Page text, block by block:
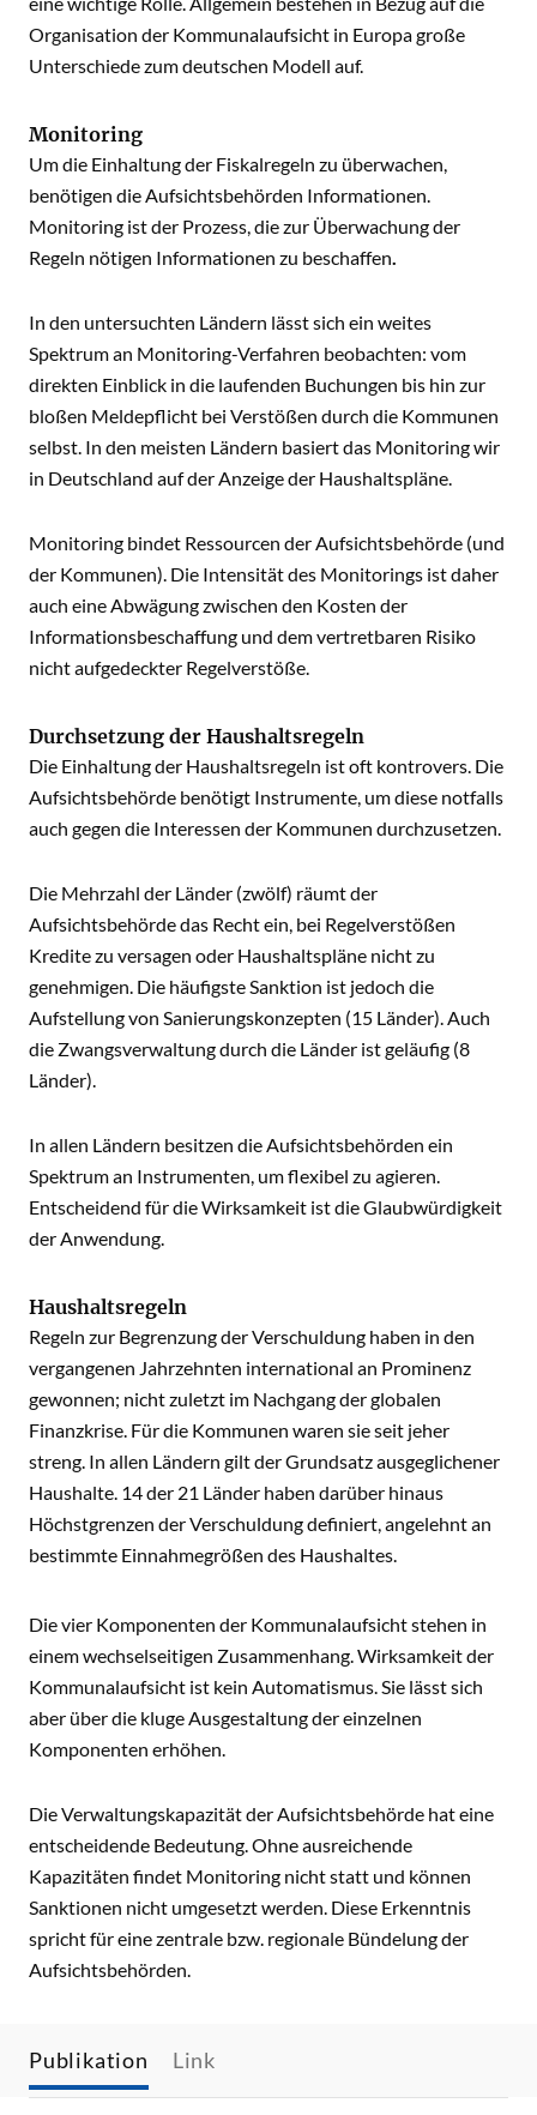
Organisation der Kommunalaufsicht in Europa große
Unterschiede zum deutschen Modell auf.
Monitoring
Um die Einhaltung der Fiskalregeln zu überwachen,
benötigen die Aufsichtsbehörden Informationen.
Monitoring ist der Prozess, die zur Überwachung der
Regeln nötigen Informationen zu beschaffen.
In den untersuchten Ländern lässt sich ein weites
Spektrum an Monitoring-Verfahren beobachten: vom
direkten Einblick in die laufenden Buchungen bis hin zur
bloßen Meldepflicht bei Verstößen durch die Kommunen
selbst. In den meisten Ländern basiert das Monitoring wir
in Deutschland auf der Anzeige der Haushaltspläne.
Monitoring bindet Ressourcen der Aufsichtsbehörde (und
der Kommunen). Die Intensität des Monitorings ist daher
auch eine Abwägung zwischen den Kosten der
Informationsbeschaffung und dem vertretbaren Risiko
nicht aufgedeckter Regelverstöße.
Durchsetzung der Haushaltsregeln
Die Einhaltung der Haushaltsregeln ist oft kontrovers. Die
Aufsichtsbehörde benötigt Instrumente, um diese notfalls
auch gegen die Interessen der Kommunen durchzusetzen.
Die Mehrzahl der Länder (zwölf) räumt der
Aufsichtsbehörde das Recht ein, bei Regelverstößen
Kredite zu versagen oder Haushaltspläne nicht zu
genehmigen. Die häufigste Sanktion ist jedoch die
Aufstellung von Sanierungskonzepten (15 Länder). Auch
die Zwangsverwaltung durch die Länder ist geläufig (8
Länder).
In allen Ländern besitzen die Aufsichtsbehörden ein
Spektrum an Instrumenten, um flexibel zu agieren.
Entscheidend für die Wirksamkeit ist die Glaubwürdigkeit
der Anwendung.
Haushaltsregeln
Regeln zur Begrenzung der Verschuldung haben in den
vergangenen Jahrzehnten international an Prominenz
gewonnen; nicht zuletzt im Nachgang der globalen
Finanzkrise. Für die Kommunen waren sie seit jeher
streng. In allen Ländern gilt der Grundsatz ausgeglichener
Haushalte. 14 der 21 Länder haben darüber hinaus
Höchstgrenzen der Verschuldung definiert, angelehnt an
bestimmte Einnahmegrößen des Haushaltes.
Die vier Komponenten der Kommunalaufsicht stehen in
einem wechselseitigen Zusammenhang. Wirksamkeit der
Kommunalaufsicht ist kein Automatismus. Sie lässt sich
aber über die kluge Ausgestaltung der einzelnen
Komponenten erhöhen.
Die Verwaltungskapazität der Aufsichtsbehörde hat eine
entscheidende Bedeutung. Ohne ausreichende
Kapazitäten findet Monitoring nicht statt und können
Sanktionen nicht umgesetzt werden. Diese Erkenntnis
spricht für eine zentrale bzw. regionale Bündelung der
Aufsichtsbehörden.
Publikation Link